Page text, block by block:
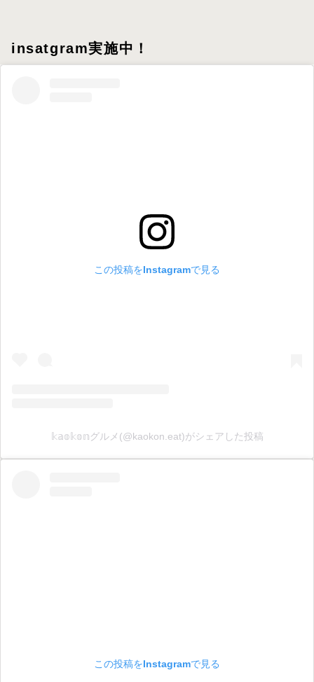
insatgram実施中！
この投稿をInstagramで見る
𝕜𝕒𝕠𝕜𝕠𝕟グルメ(@kaokon.eat)がシェアした投稿
この投稿をInstagramで見る